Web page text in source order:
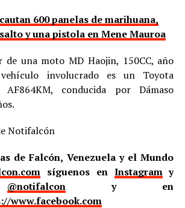
600 panelas de marihuana,
y una pistola en Mene Mauroa
de una moto MD Haojin, 150CC, año
involucrado es un Toyota
AF864KM, conducida por Dámaso
Notifalcón
de Falcón, Venezuela y el Mundo
síguenos en Instagramy
@notifalcony en
www.facebook.com